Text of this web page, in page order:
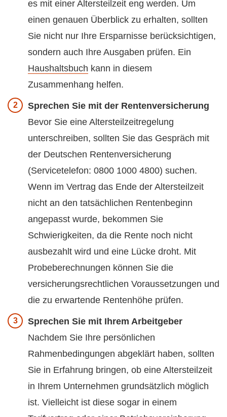
es mit einer Altersteilzeit eng werden. Um
einen genauen Überblick zu erhalten, sollten
Sie nicht nur Ihre Ersparnisse berücksichtigen,
sondern auch Ihre Ausgaben prüfen. Ein
Haushaltsbuch kann in diesem
Zusammenhang helfen.
Sprechen Sie mit der Rentenversicherung
Bevor Sie eine Altersteilzeitregelung
unterschreiben, sollten Sie das Gespräch mit
der Deutschen Rentenversicherung
(Servicetelefon: 0800 1000 4800) suchen.
Wenn im Vertrag das Ende der Altersteilzeit
nicht an den tatsächlichen Rentenbeginn
angepasst wurde, bekommen Sie
Schwierigkeiten, da die Rente noch nicht
ausbezahlt wird und eine Lücke droht. Mit
Probeberechnungen können Sie die
versicherungsrechtlichen Voraussetzungen und
die zu erwartende Rentenhöhe prüfen.
Sprechen Sie mit Ihrem Arbeitgeber
Nachdem Sie Ihre persönlichen
Rahmenbedingungen abgeklärt haben, sollten
Sie in Erfahrung bringen, ob eine Altersteilzeit
in Ihrem Unternehmen grundsätzlich möglich
ist. Vielleicht ist diese sogar in einem